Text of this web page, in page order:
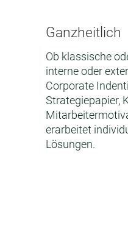
Ganzheitlich
Ob klassische
interne oder
Corporate
Strategiepapier,
erarbeitet
Lösungen.